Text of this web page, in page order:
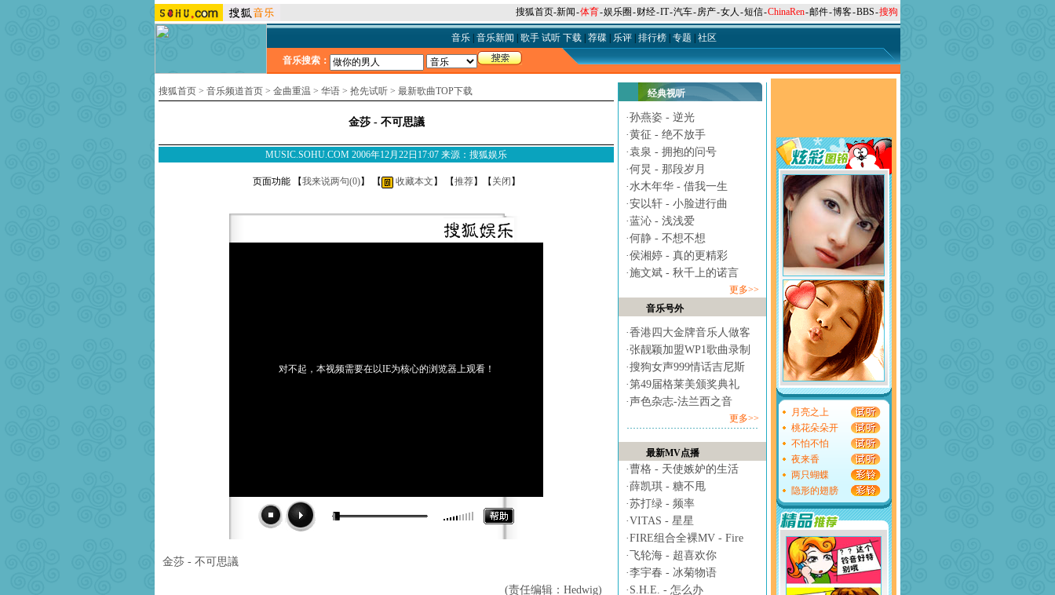
搜狐首页-新闻-体育-娱乐圈 -财经-IT-汽车-房产-女人 -短信-ChinaRen-邮件-博客-BBS-搜狗
音乐| 音乐新闻 歌手 试听 下载| 荐碟| 乐评| 排行榜| 专题 社区
音乐搜索：
搜狐首页 > 音乐频道首页 > 金曲重温 > 华语 > 抢先试听 > 最新歌曲TOP下载
金莎 - 不可思議
MUSIC.SOHU.COM 2006年12月22日17:07 来源：搜狐娱乐
页面功能 【我来说两句(0)】 【 收藏本文 】 【推荐】【 关闭 】
对不起，本视频需要在以IE为核心的浏览器上观看！
金莎 - 不可思議
(责任编辑：Hedwig)
经典视听
·孙燕姿 - 逆光
·黄征 - 绝不放手
·袁泉 - 拥抱的问号
·何炅 - 那段岁月
·水木年华 - 借我一生
·安以轩 - 小脸进行曲
·蓝沁 - 浅浅爱
·何静 - 不想不想
·侯湘婷 - 真的更精彩
·施文斌 - 秋千上的诺言
更多>>
音乐号外
·香港四大金牌音乐人做客
·张靓颖加盟WP1歌曲录制
·搜狗女声999情话吉尼斯
·第49届格莱美颁奖典礼
·声色杂志-法兰西之音
更多>>
最新MV点播
·曹格 - 天使嫉妒的生活
·薛凯琪 - 糖不甩
·苏打绿 - 频率
·VITAS - 星星
·FIRE组合全裸MV - Fire
· 飞轮海 - 超喜欢你
·李宇春 - 冰菊物语
· S.H.E. - 怎么办
月亮之上
桃花朵朵开
不怕不怕
夜来香
两只蝴蝶
隐形的翅膀